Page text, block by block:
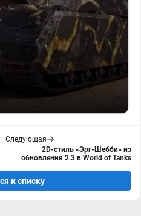
Следующая
2D-стиль «Эрг-Шебби» из
обновления 2.3 в World of Tanks
к списку